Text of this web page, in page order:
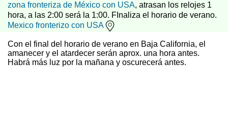
zona fronteriza de México con USA, atrasan los relojes 1
hora, a las 2:00 será la 1:00. FInaliza el horario de verano.
Mexico fronterizo con USA
Con el final del horario de verano en Baja California, el
amanecer y el atardecer serán aprox. una hora antes.
Habrá más luz por la mañana y oscurecerá antes.